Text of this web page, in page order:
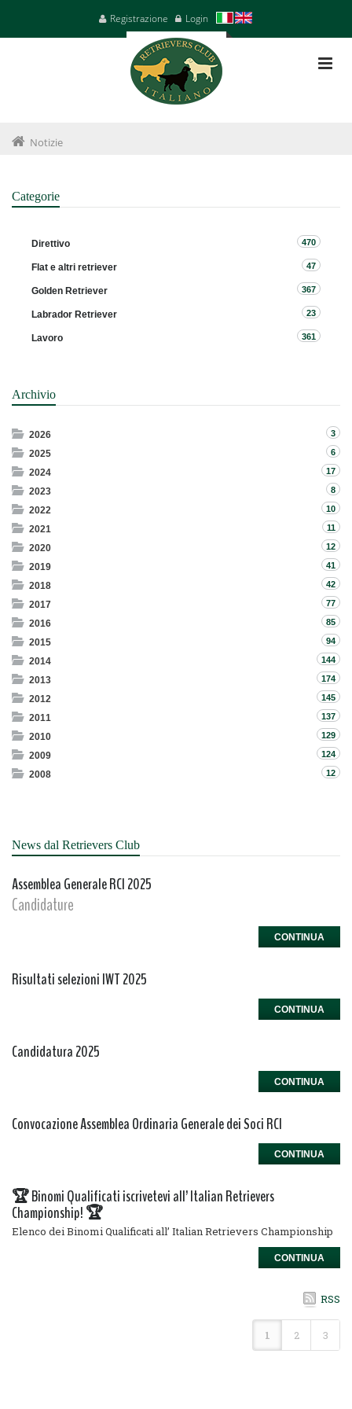
Registrazione Login
Notizie
Categorie
Direttivo 470
Flat e altri retriever 47
Golden Retriever 367
Labrador Retriever 23
Lavoro 361
Archivio
2026 3
2025 6
2024 17
2023 8
2022 10
2021 11
2020 12
2019 41
2018 42
2017 77
2016 85
2015 94
2014 144
2013 174
2012 145
2011 137
2010 129
2009 124
2008 12
News dal Retrievers Club
Assemblea Generale RCI 2025
Candidature
CONTINUA
Risultati selezioni IWT 2025
CONTINUA
Candidatura 2025
CONTINUA
Convocazione Assemblea Ordinaria Generale dei Soci RCI
CONTINUA
🏆 Binomi Qualificati iscrivetevi all’ Italian Retrievers
Championship! 🏆
Elenco dei Binomi Qualificati all’ Italian Retrievers Championship
CONTINUA
RSS
1 2 3